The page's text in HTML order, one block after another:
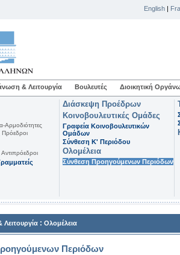
English |
& Λειτουργία Βουλευτές Διοικητική
Αρμοδιότητες
Πρόεδροι
Αντιπρόεδροι
Διάσκεψη Προέδρων
Κοινοβουλευτικές Ομάδες
Γραφεία Κοινοβουλευτικών
Ομάδων
Σύνθεση K' Περιόδου
Ολομέλεια
Σύνθεση Προηγούμενων Περιόδων
: Ολομέλεια
Περιόδων